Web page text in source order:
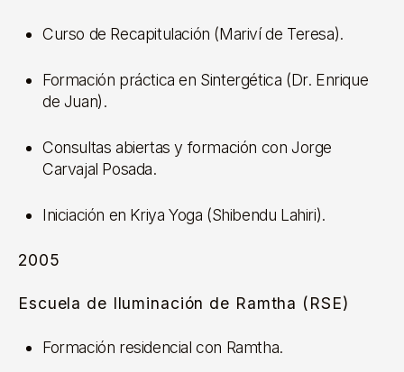
Curso de Recapitulación (Mariví de Teresa).
Formación práctica en Sintergética (Dr. Enrique
de Juan).
Consultas abiertas y formación con Jorge
Carvajal Posada.
Iniciación en Kriya Yoga (Shibendu Lahiri).
2005
Escuela de Iluminación de Ramtha (RSE)
Formación residencial con Ramtha.